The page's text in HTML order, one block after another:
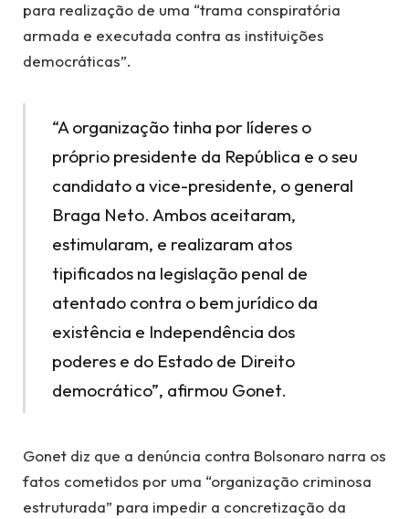
para realização de uma “trama conspiratória
armada e executada contra as instituições
democráticas”.
“A organização tinha por líderes o
próprio presidente da República e o seu
candidato a vice-presidente, o general
Braga Neto. Ambos aceitaram,
estimularam, e realizaram atos
tipificados na legislação penal de
atentado contra o bem jurídico da
existência e Independência dos
poderes e do Estado de Direito
democrático”, afirmou Gonet.
Gonet diz que a denúncia contra Bolsonaro narra os
fatos cometidos por uma “organização criminosa
estruturada” para impedir a concretização da